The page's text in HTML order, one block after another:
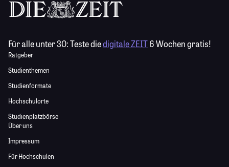
Für alle unter 30:Teste diedigitale ZEIT6 Wochen gratis!
Ratgeber
Studienthemen
Studienformate
Hochschulorte
Studienplatzbörse
Über uns
Impressum
Für Hochschulen